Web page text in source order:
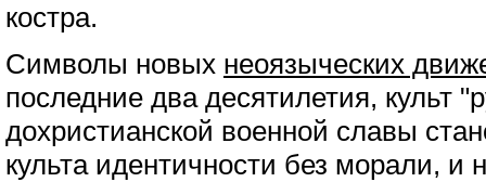
костра.
Символы новых неоязыческих
последние два десятилетия, культ
дохристианской военной славы
культа идентичности без морали, и